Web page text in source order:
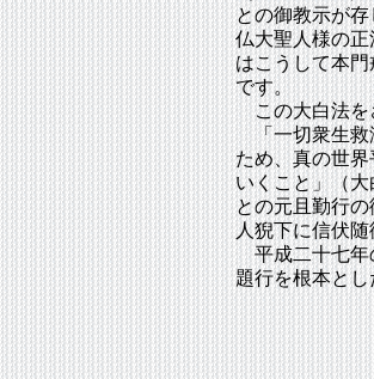
との御教示が
仏大聖人様の
はこうして本
です。
この大白法を
「一切衆生救
ため、真の世
いくこと」（
との元且勤行
人猊下に信伏
平成二十七年
題行を根本と